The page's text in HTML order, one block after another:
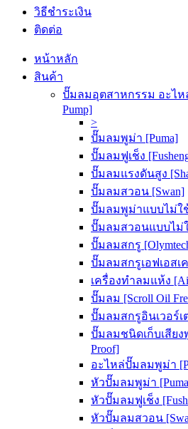
วิธีชำระเงิน
ติดต่อ
หน้าหลัก
สินค้า
ปั๊มลมอุตสาหกรรม อะไห
Pump]
>
ปั๊มลมพูม่า [Puma]
ปั๊มลมฟูเช็ง
ปั๊มลมแรงดันสูง
ปั๊มลมสวอน [Swan]
ปั๊มลมพูม่าแบบไม่ใช้
ปั๊มลมสวอนแบบไม่ใ
ปั๊มลมสกรู
ปั๊มลมสกรูเอฟเอสเ
เครื่องทำลมแห้ง
ปั๊มลม [Scroll Oil
ปั๊มลมสกรูอินเวอร์เ
ปั๊มลมชนิดเก็บเสียง
Proof]
อะไหล่ปั๊มลมพูม่า
หัวปั๊มลมพูม่า
หัวปั๊มลมฟูเช็ง
หัวปั๊มลมสวอน